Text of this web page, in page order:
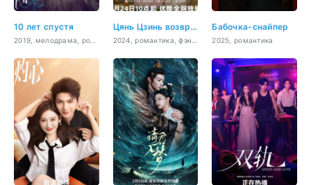
10 лет спустя Цянь Цзинь возвращается в 1998 Бабочка-снайпер
2025, романтика